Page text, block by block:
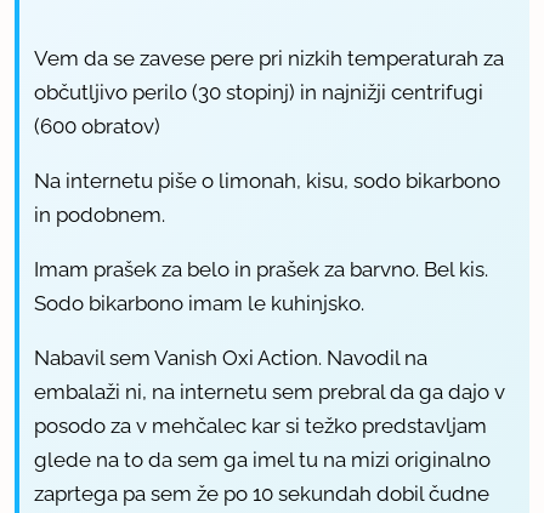
Vem da se zavese pere pri nizkih temperaturah za
občutljivo perilo (30 stopinj) in najnižji centrifugi
(600 obratov)
Na internetu piše o limonah, kisu, sodo bikarbono
in podobnem.
Imam prašek za belo in prašek za barvno. Bel kis.
Sodo bikarbono imam le kuhinjsko.
Nabavil sem Vanish Oxi Action. Navodil na
embalaži ni, na internetu sem prebral da ga dajo v
posodo za v mehčalec kar si težko predstavljam
glede na to da sem ga imel tu na mizi originalno
zaprtega pa sem že po 10 sekundah dobil čudne